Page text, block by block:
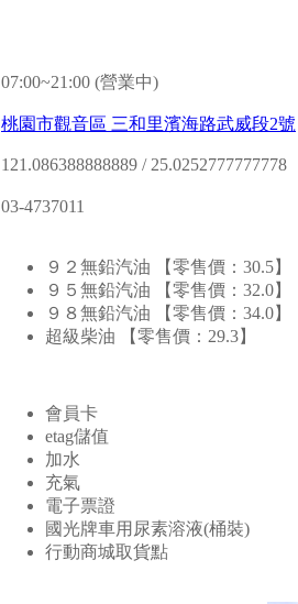
07:00~21:00 (營業中)
桃園市觀音區 三和里濱海路武威段2號
121.086388888889 / 25.0252777777778
03-4737011
９２無鉛汽油 【零售價：30.5】
９５無鉛汽油 【零售價：32.0】
９８無鉛汽油 【零售價：34.0】
超級柴油 【零售價：29.3】
會員卡
etag儲值
加水
充氣
電子票證
國光牌車用尿素溶液(桶裝)
行動商城取貨點